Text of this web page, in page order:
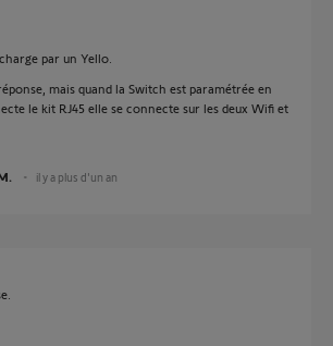
par un Yello.
mais quand la Switch est paramétrée en
le kit RJ45 elle se connecte sur les deux Wifi et
il y a plus d'un an